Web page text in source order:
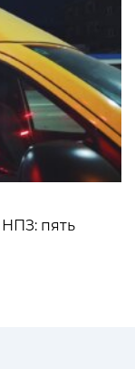
пять